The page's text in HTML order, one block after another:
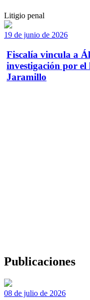
Litigio penal
19 de junio de 2026
Fiscalía vincula a
investigación por el
Jaramillo
Publicaciones
08 de julio de 2026